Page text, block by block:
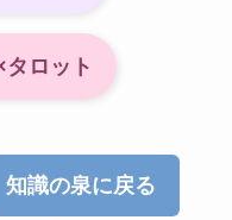
ロット
知識の泉に戻る